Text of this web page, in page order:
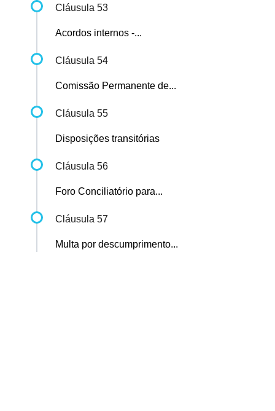
Cláusula 53
Acordos internos -...
Cláusula 54
Comissão Permanente de...
Cláusula 55
Disposições transitórias
Cláusula 56
Foro Conciliatório para...
Cláusula 57
Multa por descumprimento...